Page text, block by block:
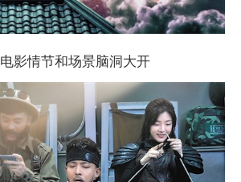
电影情节和场景脑洞大开